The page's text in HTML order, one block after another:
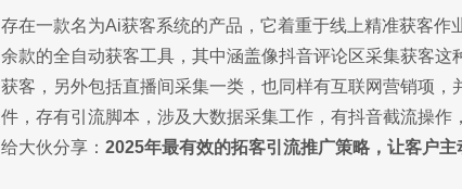
存在一款名为Ai获客系统的产品，它着重于线上精准获客
余款的全自动获客工具，其中涵盖像抖音评论区采集获客
获客，另外包括直播间采集一类，也同样有互联网营销项
件，存有引流脚本，涉及大数据采集工作，有抖音截流操
给大伙分享： 2025年最有效的拓客引流推广策略，让客户主